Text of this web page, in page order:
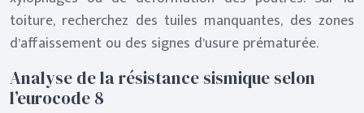
toiture, recherchez des tuiles manquantes, des zones
d’affaissement ou des signes d’usure prématurée.
Analyse de la résistance sismique selon
l’eurocode 8